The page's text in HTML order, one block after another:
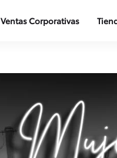
Ventas Corporativas